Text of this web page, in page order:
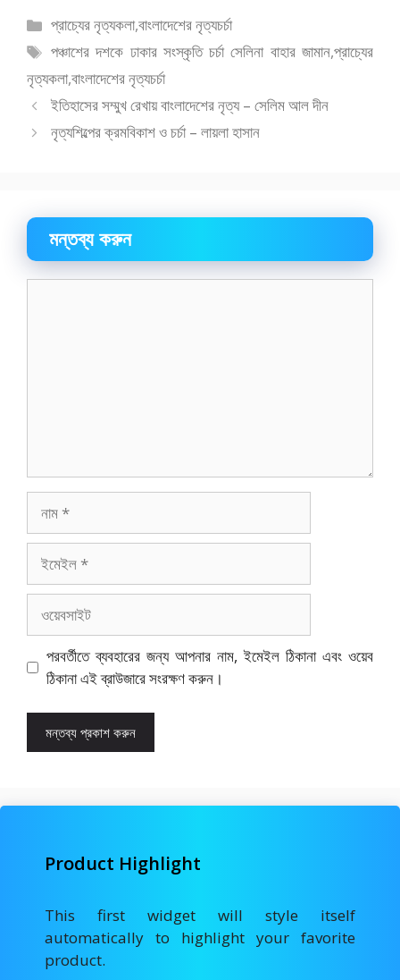
e
b
o
o
k
to
d
o
n
ai
l
ar
e
বিভাগ
সমূহ
প্রাচ্যের নৃত্যকলা,বাংলাদেশের নৃত্যচর্চা
ট্যাগ
সমূহ
পঞ্চাশের দশকে ঢাকার সংস্কৃতি চর্চা সেলিনা বাহার জামান,প্রাচ্যের
নৃত্যকলা,বাংলাদেশের নৃত্যচর্চা
ইতিহাসের সম্মুখ রেখায় বাংলাদেশের নৃত্য – সেলিম আল দীন
নৃত্যশিল্পের ক্রমবিকাশ ও চর্চা – লায়লা হাসান
মন্তব্য করুন
ইমেইল
পরবর্তীতে ব্যবহারের জন্য আপনার নাম, ইমেইল ঠিকানা এবং ওয়েব
ঠিকানা এই ব্রাউজারে সংরক্ষণ করুন।
Product Highlight
This first widget will style itself
automatically to highlight your favorite
product.